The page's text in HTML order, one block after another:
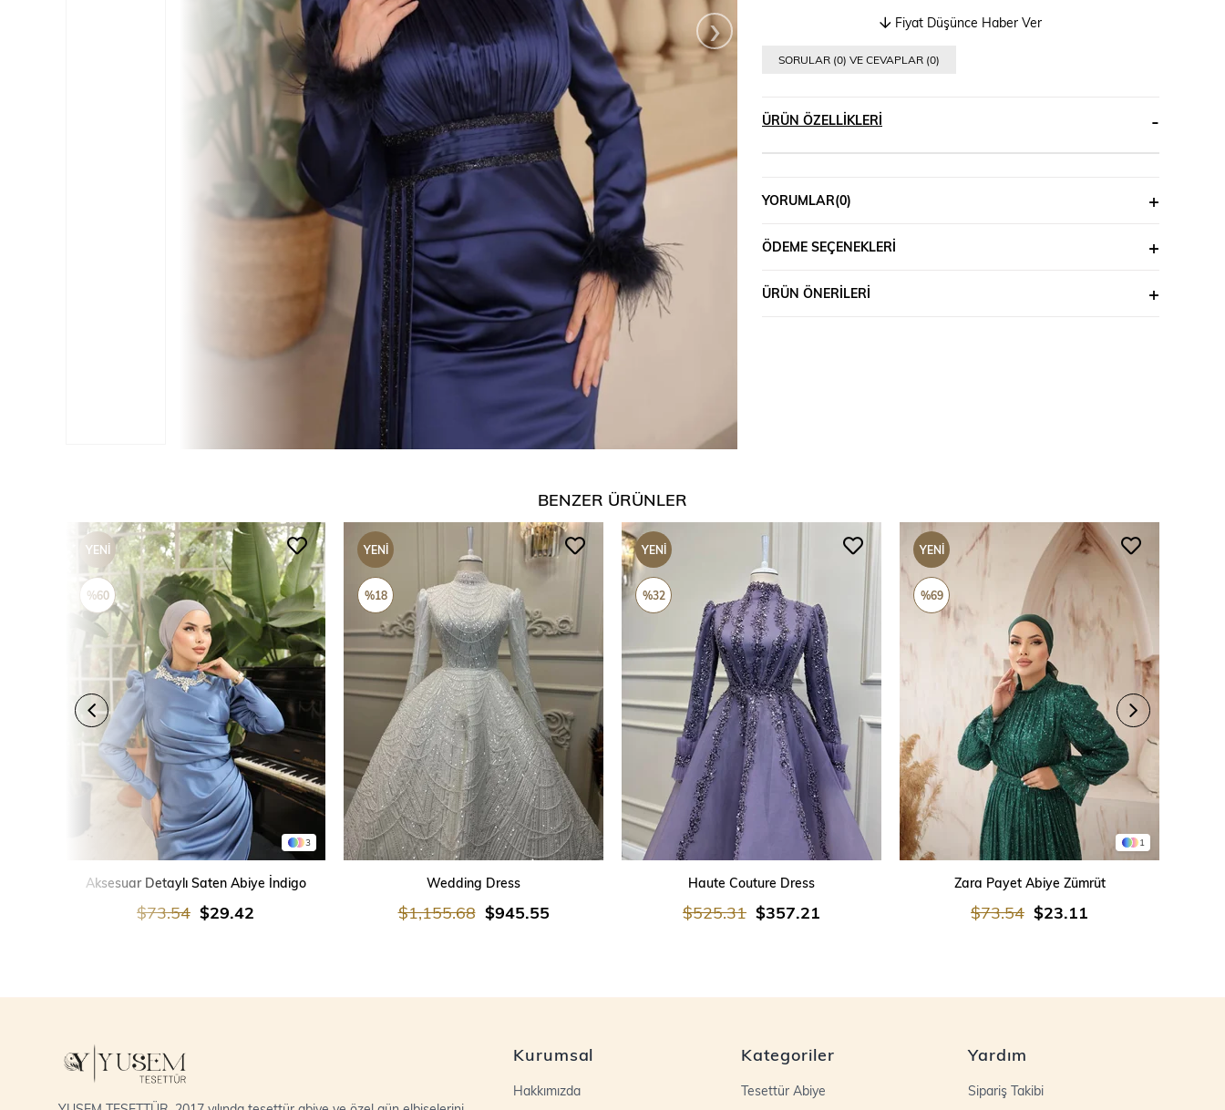
› Fiyat Düşünce Haber Ver
SORULAR (0) VE CEVAPLAR (0)
ÜRÜN ÖZELLIKLERI
YORUMLAR(0)
ÖDEME SEÇENEKLERI
ÜRÜN ÖNERILERI
BENZER ÜRÜNLER
3
Aksesuar Detaylı Saten Abiye İndigo
$29.42
$73.54
YENI
ÜRÜN
%60
Wedding Dress
$945.55
$1,155.68
YENI
ÜRÜN
%18
Haute Couture Dress
$357.21
$525.31
YENI
ÜRÜN
%32
1
Zara Payet Abiye Zümrüt
$23.11
$73.54
YENI
ÜRÜN
%69
Kurumsal
Hakkımızda
Kategoriler
Tesettür Abiye
Yardım
Sipariş Takibi